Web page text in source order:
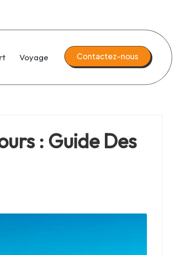
Voyage Contactez-nous
: Guide Des